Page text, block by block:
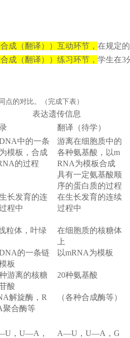
成（翻译））互动环节， 在规定
成（翻译））练习环节， 学生在3
点的对比。（完成下表）
表达遗传信息
翻译（待学）
中的一条
模板，合成
的过程
游离在细胞质中的
各种氨基酸，以m
RNA为模板合成
具有一定氨基酸顺
序的蛋白质的过程
长发育的连
程中
在生长发育的连续
过程中
粒体，叶绿
在细胞质的核糖体
上
的一条链
板
以mRNA为模板
游离的核糖
酸
20种氨基酸
解旋酶，R
聚合酶等
（各种合成酶等）
，U—A，
A—U，U—A，G